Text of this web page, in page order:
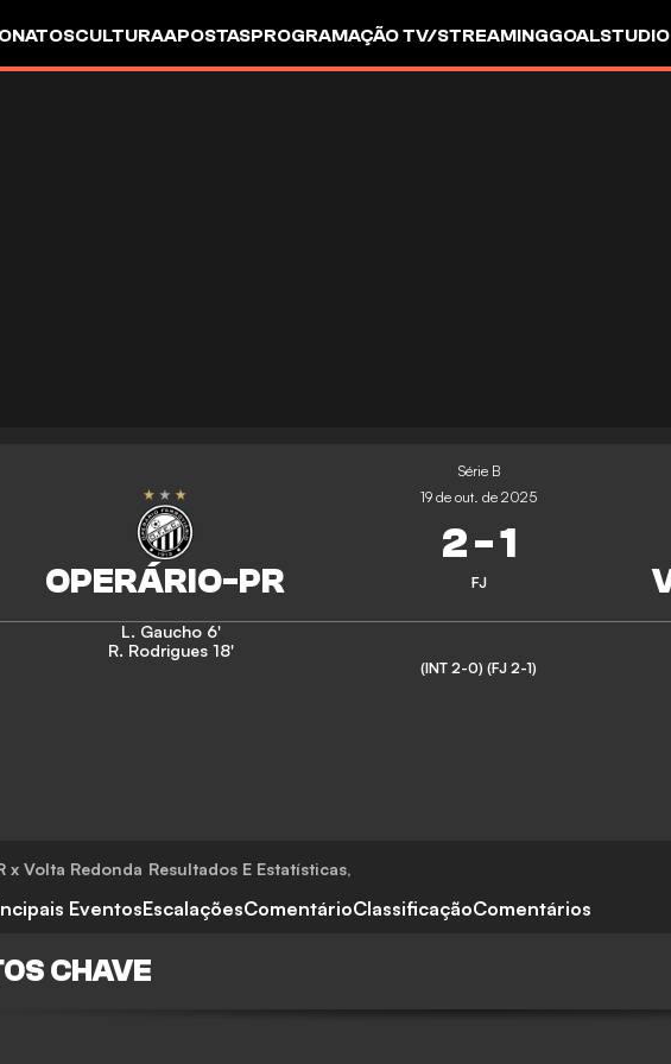
CULTURAAPOSTASPROGRAMAÇÃO TV/STREAMINGGOALSTUDIO
Série B
19 de out. de 2025
2-1
FJ
L. Gaucho 6'
R. Rodrigues 18'
(INT 2-0) (FJ 2-1)
x Volta Redonda Resultados E Estatísticas,
EventosEscalaçõesComentárioClassificaçãoComentários
CHAVE